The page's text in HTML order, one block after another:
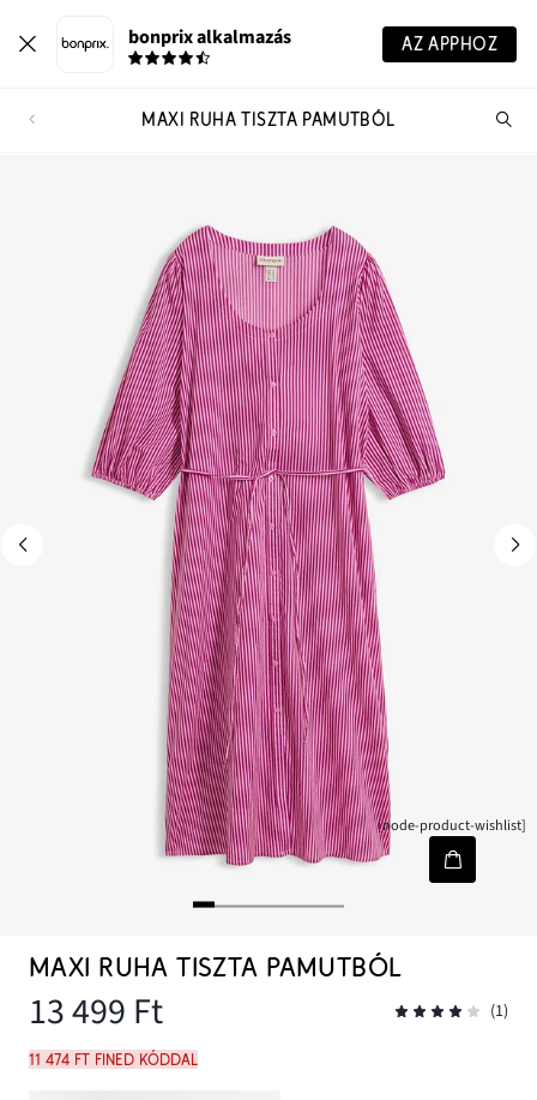
bonprix alkalmazás AZ APPHOZ
MAXI RUHA TISZTA PAMUTBÓL
[node-product-wishlist]
MAXI RUHA TISZTA PAMUTBÓL
13 499 Ft (1)
11 474 Ft FINED kóddal